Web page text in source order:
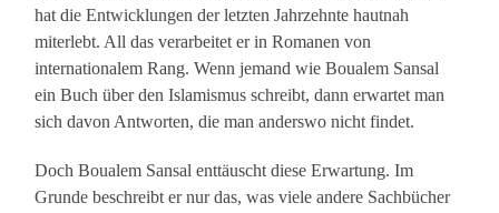
hat die Entwicklungen der letzten Jahrzehnte hautnah
miterlebt. All das verarbeitet er in Romanen von
internationalem Rang. Wenn jemand wie Boualem Sansal
ein Buch über den Islamismus schreibt, dann erwartet man
sich davon Antworten, die man anderswo nicht findet.
Doch Boualem Sansal enttäuscht diese Erwartung. Im
Grunde beschreibt er nur das, was viele andere Sachbücher